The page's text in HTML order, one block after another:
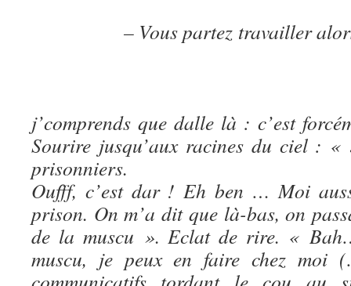
– Vous partez
j’comprends que dalle là : c’est
Sourire jusqu’aux racines du ciel : «
Oufff, c’est dar ! Eh ben … Moi
prison. On m’a dit que là-bas, on
de la muscu ». Eclat de rire. «
muscu, je peux en faire chez